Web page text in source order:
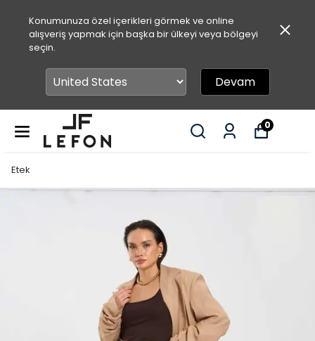
Konumunuza özel içerikleri görmek ve online
alışveriş yapmak için başka bir ülkeyi veya bölgeyi
seçin.
Devam
0
Etek